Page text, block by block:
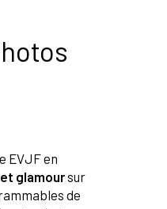
EVJF en
glamoursur
de